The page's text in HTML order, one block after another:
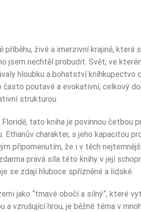
živé a imerzivní krajině, která
jsem nechtěl probudit. Svět, ve
hloubku a bohatství kníhkupectvo
poutavé a evokativní, celkový
strukturou.
tato kniha je povinnou četbou
charakter, s jeho kapacitou
připomenutím, že i v těch
pravá síla této knihy v její
se zdají hluboce spřízněné a lidské.
jako “tmavé obočí a silný”, které
vzrušující hrou, je běžné téma v